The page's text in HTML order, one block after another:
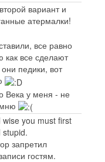
вариант и
атермалки!
все равно
как все сделают
педики, вот
Века у меня - не
you must first
stupid.
запретил
гостям.